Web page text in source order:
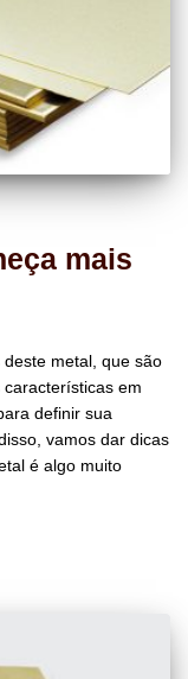
mais
metal, que são
em
definir sua
vamos dar dicas
é algo muito